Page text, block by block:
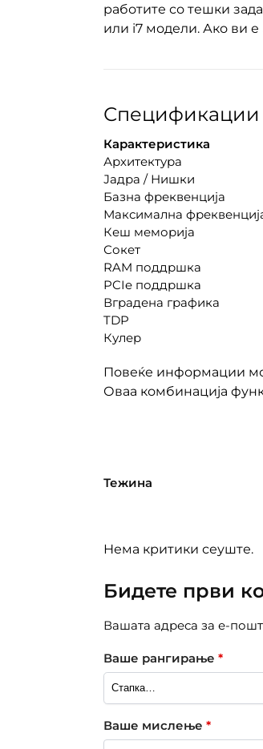
работите со тешки
или i7 модели. Ако ви
Спецификации
Карактеристика
Архитектура
Јадра / Нишки
Базна фреквенција
Максимална
Кеш меморија
Сокет
RAM поддршка
PCIe поддршка
Вградена графика
TDP
Кулер
Повеќе информации
Оваа комбинација
Тежина
Нема критики сеуште.
Бидете први
Вашата адреса за е-
Ваше рангирање *
Ваше мислење *